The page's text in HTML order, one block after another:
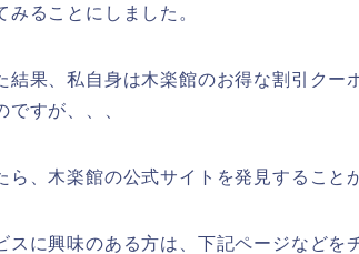
みることにしました。
結果、私自身は木楽館のお得な割引クー
すが、、、
ら、木楽館の公式サイトを発見すること
スに興味のある方は、下記ページなどを